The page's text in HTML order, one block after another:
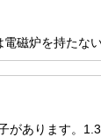
磁炉を持たない
があります。